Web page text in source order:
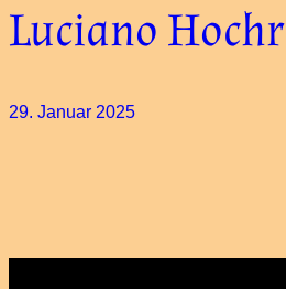
Luciano
29. Januar 2025